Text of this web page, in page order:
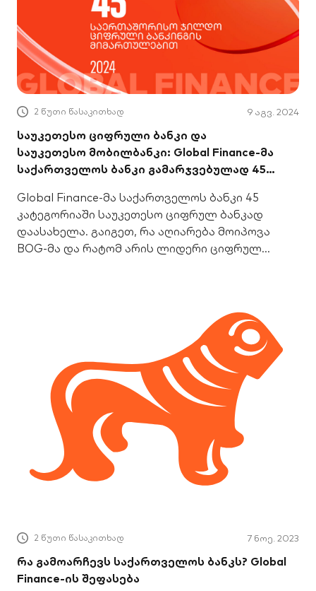
2 წუთი წასაკითხად 9 აგვ. 2024
საუკეთესო ციფრული ბანკი და
საუკეთესო მობილბანკი: Global Finance-მა
საქართველოს ბანკი გამარჯვებულად 45
Global Finance-მა საქართველოს ბანკი 45
კატეგორიაში საუკეთესო ციფრულ ბანკად
დაასახელა. გაიგეთ, რა აღიარება მოიპოვა
BOG-მა და რატომ არის ლიდერი ციფრულ
2 წუთი წასაკითხად 7 ნოე. 2023
რა გამოარჩევს საქართველოს ბანკს? Global
Finance-ის შეფასება